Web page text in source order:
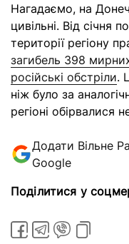
Нагадаємо, на
цивільні. Від січня
території регіону
загибель 398
російські обстріли.
ніж було за
регіоні обірвалися
Додати Вільне
Google
Поділитися у